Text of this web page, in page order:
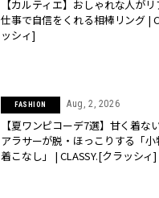
【カルティエ】おしゃれな人がリ
仕事で自信をくれる相棒リング |
ッシィ]
FASHION Aug, 2, 2026
【夏ワンピコーデ7選】甘く着な
アラサーが脱・ほっこりする「
着こなし」 | CLASSY.[クラッシィ]